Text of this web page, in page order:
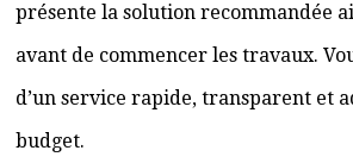
présente la solution recommandée
avant de commencer les travaux.
d’un service rapide, transparent et
budget.